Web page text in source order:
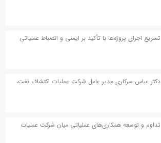
تسریع اجرای پروژه‌ها با تأکید بر ایمنی و انضباط عملیاتی
دکتر عباس سرکاری مدیر عامل شرکت عملیات اکتشاف نفت،
تداوم و توسعه همکاری‌های عملیاتی میان شرکت عملیات